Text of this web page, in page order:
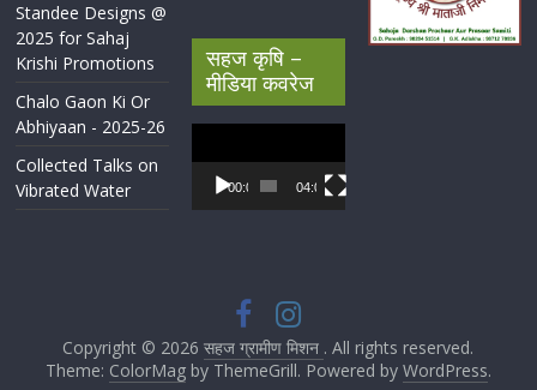
Standee Designs @
2025 for Sahaj
Krishi Promotions
Chalo Gaon Ki Or
Abhiyaan - 2025-26
Collected Talks on
Vibrated Water
सहज कृषि –
मीडिया कवरेज
Player
00:00 04:07
Copyright © 2026सहज ग्रामीण मिशन . All rights reserved.
Theme: ColorMagby ThemeGrill. Powered by WordPress.